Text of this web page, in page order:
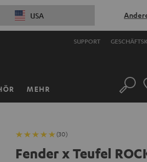
USA
SUPPORT
MEHR Suche
(30)
Fender x Teufel